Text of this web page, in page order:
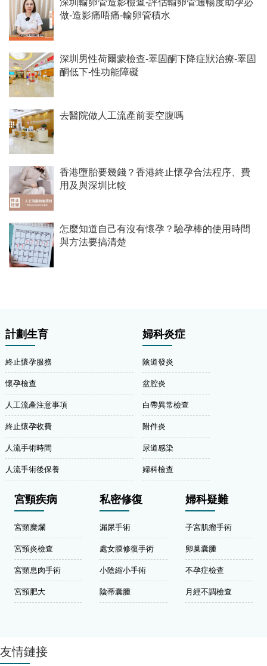
深圳輸卵管造影檢查-評估輸卵管通暢度助孕必
做-造影痛唔痛-輸卵管積水
深圳男性荷爾蒙檢查-睪固酮下降症狀治療-睪固
酮低下-性功能障礙
去醫院做人工流產前要空腹嗎
香港墮胎要幾錢？香港終止懷孕合法程序、費
用及與深圳比較
怎麼知道自己有沒有懷孕？驗孕棒的使用時間
與方法要搞清楚
計劃生育
終止懷孕服務
懷孕檢查
人工流產注意事項
終止懷孕收費
人流手術時間
人流手術後保養
婦科炎症
陰道發炎
盆腔炎
白帶異常檢查
附件炎
尿道感染
婦科檢查
宮頸疾病
宮頸糜爛
宮頸炎檢查
宮頸息肉手術
宮頸肥大
私密修復
漏尿手術
處女膜修復手術
小陰縮小手術
陰蒂囊腫
婦科疑難
子宮肌瘤手術
卵巢囊腫
不孕症檢查
月經不調檢查
友情鏈接